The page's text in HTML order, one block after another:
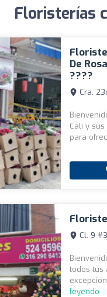
Floristerías
De
????
Cra.
Cali y
para
Cl. 9
todos tus
leyendo